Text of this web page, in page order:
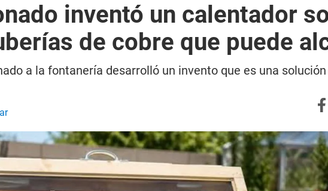
inventó un calentador
de cobre que puede
a la fontanería desarrolló un invento que es una